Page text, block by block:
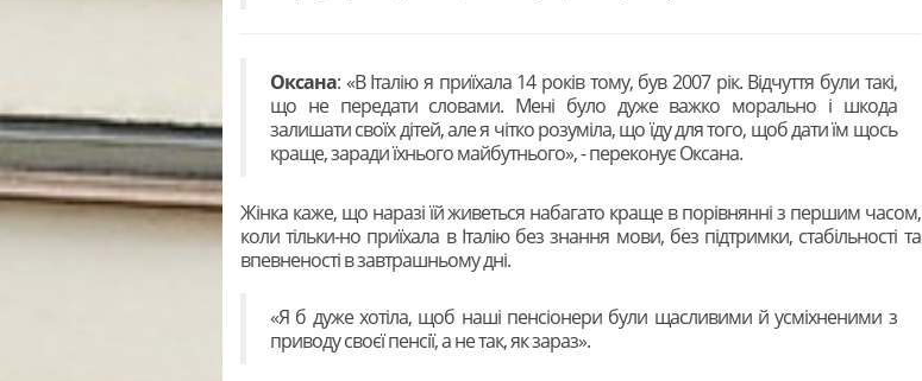
Оксана: «В Італію я приїхала 14 років тому, був 2007 рік. Відчуття були такі,
що не передати словами. Мені було дуже важко морально і шкода
залишати своїх дітей, але я чітко розуміла, що їду для того, щоб дати їм щось
краще, заради їхнього майбутнього», - переконує Оксана.
Жінка каже, що наразі їй живеться набагато краще в порівнянні з першим часом,
коли тільки-но приїхала в Італію без знання мови, без підтримки, стабільності та
впевненості в завтрашньому дні.
«Я б дуже хотіла, щоб наші пенсіонери були щасливими й усміхненими з
приводу своєї пенсії, а не так, як зараз».